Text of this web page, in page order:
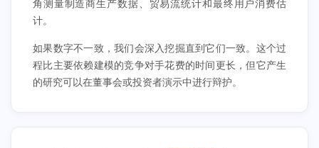
角测量制造商生产数据、贸易流统计和最终用户消费估
计。
如果数字不一致，我们会深入挖掘直到它们一致。这个过
程比主要依赖建模的竞争对手花费的时间更长，但它产生
的研究可以在董事会或投资者演示中进行辩护。